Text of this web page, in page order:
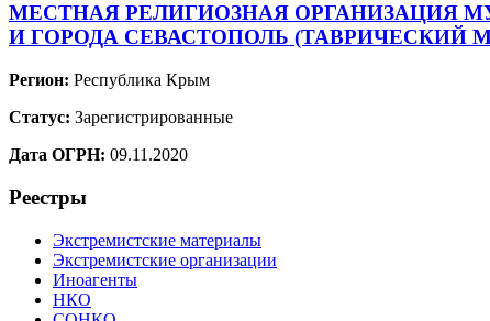
МЕСТНАЯ РЕЛИГИОЗНАЯ ОРГАНИЗАЦИЯ
И ГОРОДА СЕВАСТОПОЛЬ (ТАВРИЧЕСКИЙ
Регион: Республика Крым
Статус: Зарегистрированные
Дата ОГРН: 09.11.2020
Реестры
Экстремистские материалы
Экстремистские организации
Иноагенты
НКО